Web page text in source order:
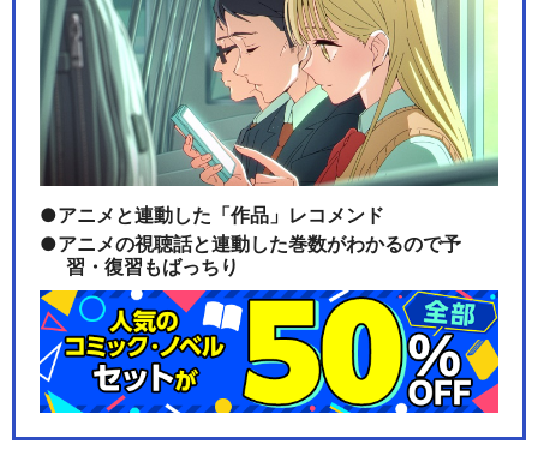
劇団「ハイキュー!!」旗揚げ
公演
閉じる
アニメと連動した「作品」レコメンド
アニメの視聴話と連動した巻数がわかるので予
習・復習もばっちり